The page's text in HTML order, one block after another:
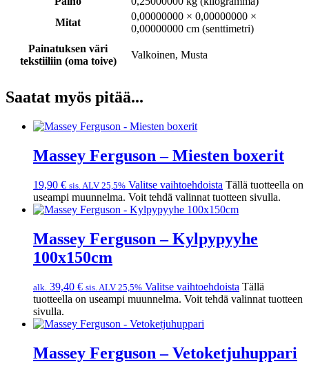
Mitat
0,00000000 × 0,00000000 ×
0,00000000 cm (senttimetri)
Painatuksen väri
tekstiiliin (oma toive)
Valkoinen, Musta
Saatat myös pitää...
Massey Ferguson – Miesten boxerit
19,90 € sis. ALV 25,5% Valitse vaihtoehdoista Tällä tuotteella on
useampi muunnelma. Voit tehdä valinnat tuotteen sivulla.
Massey Ferguson – Kylpypyyhe
100x150cm
alk. 39,40 € sis. ALV 25,5% Valitse vaihtoehdoista Tällä
tuotteella on useampi muunnelma. Voit tehdä valinnat tuotteen
sivulla.
Massey Ferguson – Vetoketjuhuppari